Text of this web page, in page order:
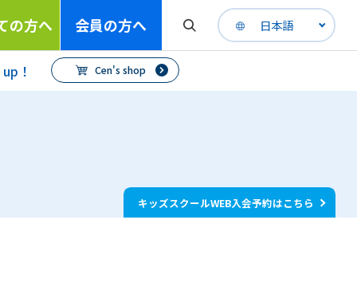
の方へ 会員の方へ 日本語
！ Cen's shop
キッズスクールWEB入会予約はこちら